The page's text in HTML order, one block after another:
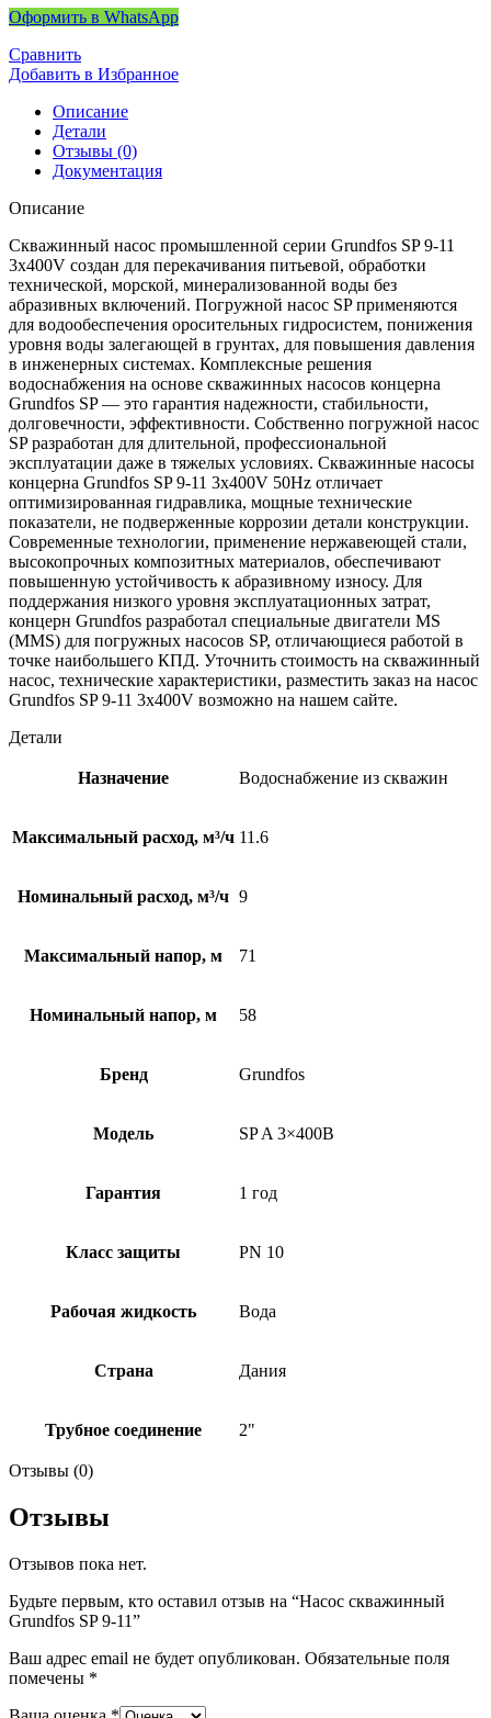
Оформить в WhatsApp
Сравнить
Добавить в Избранное
Описание
Детали
Отзывы (0)
Документация
Описание
Скважинный насос промышленной серии Grundfos SP 9-11
3x400V создан для перекачивания питьевой, обработки
технической, морской, минерализованной воды без
абразивных включений. Погружной насос SP применяются
для водообеспечения оросительных гидросистем, понижения
уровня воды залегающей в грунтах, для повышения давления
в инженерных системах. Комплексные решения
водоснабжения на основе скважинных насосов концерна
Grundfos SP — это гарантия надежности, стабильности,
долговечности, эффективности. Собственно погружной насос
SP разработан для длительной, профессиональной
эксплуатации даже в тяжелых условиях. Скважинные насосы
концерна Grundfos SP 9-11 3x400V 50Hz отличает
оптимизированная гидравлика, мощные технические
показатели, не подверженные коррозии детали конструкции.
Современные технологии, применение нержавеющей стали,
высокопрочных композитных материалов, обеспечивают
повышенную устойчивость к абразивному износу. Для
поддержания низкого уровня эксплуатационных затрат,
концерн Grundfos разработал специальные двигатели MS
(MMS) для погружных насосов SP, отличающиеся работой в
точке наибольшего КПД. Уточнить стоимость на скважинный
насос, технические характеристики, разместить заказ на насос
Grundfos SP 9-11 3x400V возможно на нашем сайте.
Детали
Назначение Водоснабжение из скважин
Максимальный расход, м³/ч 11.6
Номинальный расход, м³/ч 9
Максимальный напор, м 71
Номинальный напор, м 58
Бренд Grundfos
Модель SP A 3×400В
Гарантия 1 год
Класс защиты PN 10
Рабочая жидкость Вода
Страна Дания
Трубное соединение 2"
Отзывы (0)
Отзывы
Отзывов пока нет.
Будьте первым, кто оставил отзыв на “Насос скважинный
Grundfos SP 9-11”
Ваш адрес email не будет опубликован. Обязательные поля
помечены *